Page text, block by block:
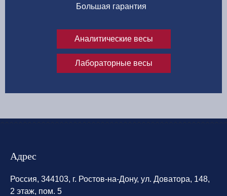
Большая гарантия
Аналитические весы
Лабораторные весы
Адрес
Россия, 344103, г. Ростов-на-Дону, ул. Доватора, 148,
2 этаж, пом. 5